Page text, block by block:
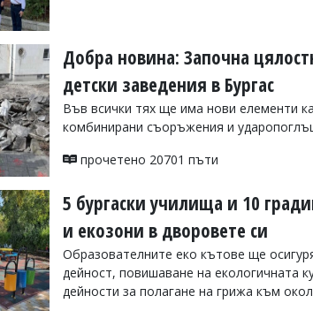
Добра новина: Започна
детски заведения в Бургас
Във всички тях ще има нови елементи
комбинирани съоръжения и
прочетено 20701 пъти
5 бургаски училища и 10
и екозони в дворовете си
Образователните еко кътове ще
дейност, повишаване на екологичната
дейности за полагане на грижа към